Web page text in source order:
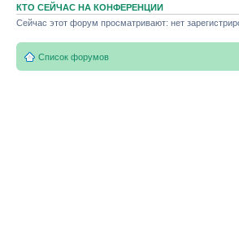
КТО СЕЙЧАС НА КОНФЕРЕНЦИИ
Сейчас этот форум просматривают: нет
Список форумов